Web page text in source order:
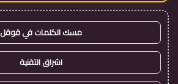
مسك الكلمات في قوقل
اشراق التقنية